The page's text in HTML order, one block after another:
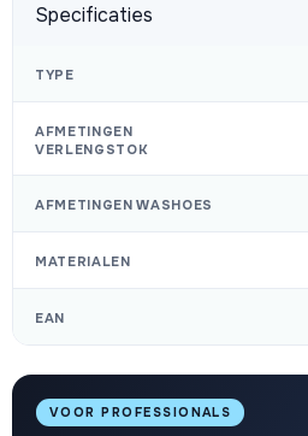
Specificaties
TYPE
AFMETINGEN
VERLENGSTOK
AFMETINGEN WASHOES
MATERIALEN
EAN
VOOR PROFESSIONALS